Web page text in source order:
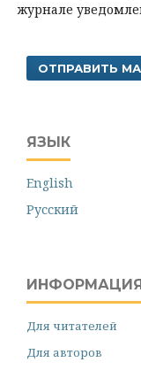
журнале
ОТПРАВИТЬ
ЯЗЫК
English
Русский
Для читателей
Для авторов